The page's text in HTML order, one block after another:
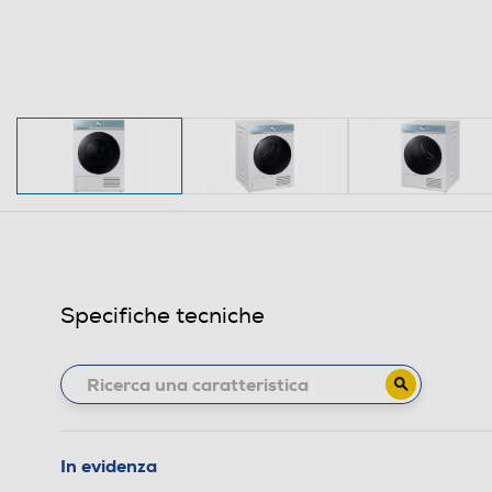
Specifiche tecniche
In evidenza